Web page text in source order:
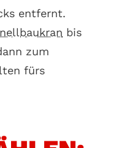
entfernt.
bis
zum
fürs